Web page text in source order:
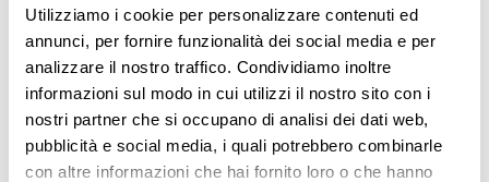
Utilizziamo i cookie per personalizzare contenuti ed
annunci, per fornire funzionalità dei social media e per
analizzare il nostro traffico. Condividiamo inoltre
informazioni sul modo in cui utilizzi il nostro sito con i
nostri partner che si occupano di analisi dei dati web,
pubblicità e social media, i quali potrebbero combinarle
con altre informazioni che hai fornito loro o che hanno
MEUBLES POUR PORTES COULISSANTES
OBJETS
PENDERIES
PENDERIES DE TYPE WALK-IN
PORTES COULISSANTS